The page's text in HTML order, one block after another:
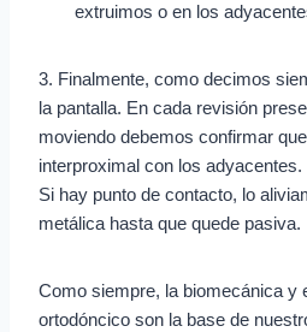
extruimos o en los
3. Finalmente, como decimos
la pantalla. En cada revisión
moviendo debemos confirmar
interproximal con los
Si hay punto de contacto, lo
metálica hasta que quede pasiva.
Como siempre, la biomecánica y
ortodóncico son la base de